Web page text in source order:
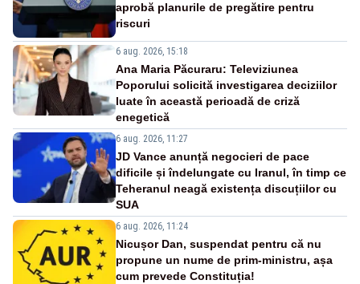
aprobă planurile de pregătire pentru
riscuri
6 aug. 2026, 15:18
Ana Maria Păcuraru: Televiziunea
Poporului solicită investigarea deciziilor
luate în această perioadă de criză
enegetică
6 aug. 2026, 11:27
JD Vance anunță negocieri de pace
dificile și îndelungate cu Iranul, în timp ce
Teheranul neagă existența discuțiilor cu
SUA
6 aug. 2026, 11:24
Nicușor Dan, suspendat pentru că nu
propune un nume de prim-ministru, așa
cum prevede Constituția!